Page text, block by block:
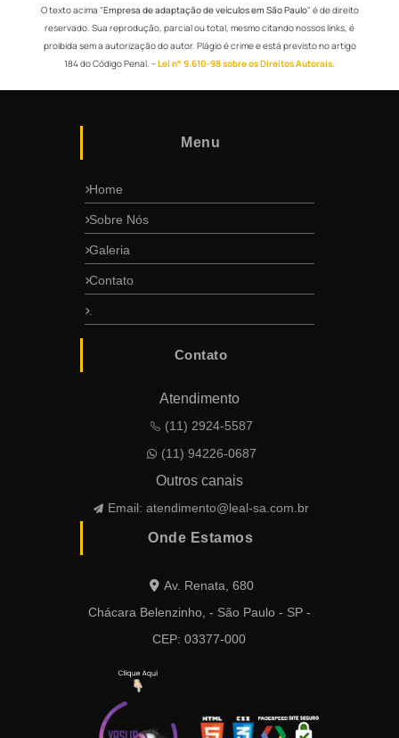
O texto acima "Empresa de adaptação de veículos em São Paulo" é de direito
reservado. Sua reprodução, parcial ou total, mesmo citando nossos links, é
proibida sem a autorização do autor. Plágio é crime e está previsto no artigo
184 do Código Penal. –Lei n° 9.610-98 sobre os Direitos Autorais.
Menu
Home
Sobre Nós
Galeria
Contato
.
Contato
Atendimento
(11) 2924-5587
(11) 94226-0687
Outros canais
Email:atendimento@leal-sa.com.br
Onde Estamos
Av. Renata, 680
Chácara Belenzinho, - São Paulo - SP -
CEP: 03377-000